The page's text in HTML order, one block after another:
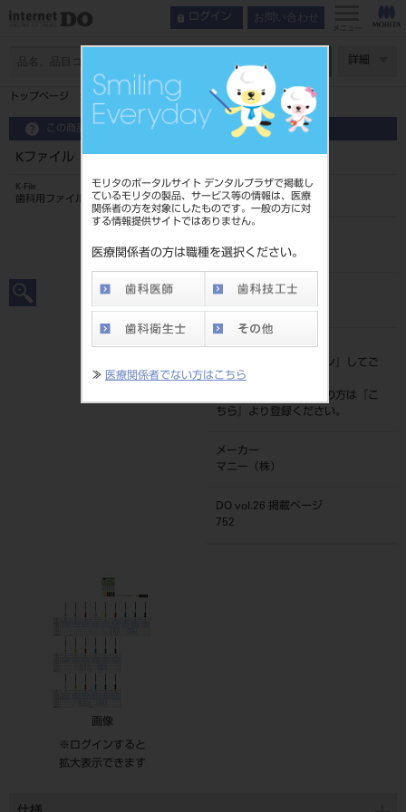
モリタのポータルサイト デンタルプラザで掲載し
ているモリタの製品、サービス等の情報は、医療
関係者の方を対象にしたものです。一般の方に対
する情報提供サイトではありません。
医療関係者の方は職種を選択ください。
≫ 医療関係者でない方はこちら
ログイン お問い合わせ
メニュー
詳細
トップページ Kファイル 28mm 6入 ＃45
この商品に関するお問い合わせ
Kファイル 28mm 6入 ＃45
K-File
歯科用ファイル
20239005845
JAN/EANコード
標準価格
ログイン
』してご
覧ください。
ネット会員登録がまだの方は『
こ
ちら
』より登録ください。
メーカー
マニー（株）
DO vol.26 掲載ページ
752
画像
※ログインすると
拡大表示できます